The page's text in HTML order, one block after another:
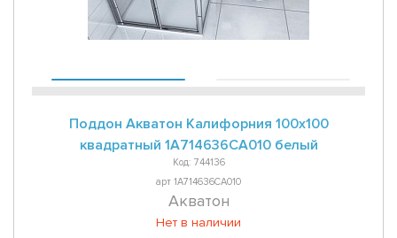
Поддон Акватон Калифорния 100х100
квадратный 1A714636CA010 белый
Код: 744136
арт 1A714636CA010
Акватон
Нет в наличии